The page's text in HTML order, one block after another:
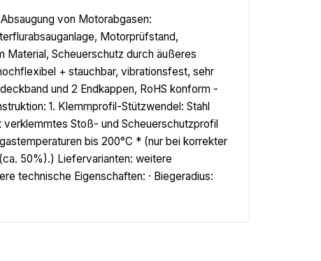
von Motorabgasen:
Motorprüfstand,
Material, Scheuerschutz durch äußeres
+ stauchbar, vibrationsfest, sehr
und 2 Endkappen, RoHS konform -
1. Klemmprofil-Stützwendel: Stahl
Stoß- und Scheuerschutzprofil
bis 200°C * (nur bei korrekter
50%).) Liefervarianten: weitere
technische Eigenschaften: · Biegeradius: